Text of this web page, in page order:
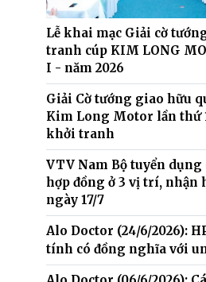
Lễ khai mạc Giải cờ
tranh cúp KIM LONG
I - năm 2026
Giải Cờ tướng giao hữu
Kim Long Motor lần thứ
khởi tranh
VTV Nam Bộ tuyển dụng
hợp đồng ở 3 vị trí, nhận
ngày 17/7
Alo Doctor (24/6/2026):
tính có đồng nghĩa với